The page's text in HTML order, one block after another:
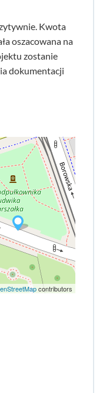
Kwota
oszacowana na
zostanie
dokumentacji
contributors